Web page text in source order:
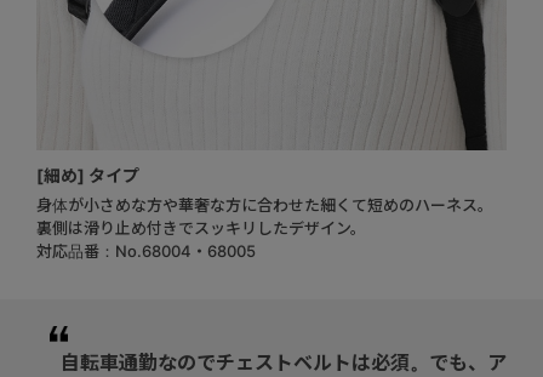
[細め] タイプ
身体が小さめな方や華奢な方に合わせた細くて短めのハーネス。
裏側は滑り止め付きでスッキリしたデザイン。
対応品番：No.68004・68005
自転車通勤なのでチェストベルトは必須。でも、ア